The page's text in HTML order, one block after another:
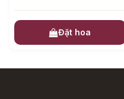
Đặt hoa